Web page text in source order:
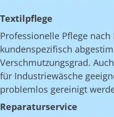
Textilpflege
Professionelle Pflege
kundenspezifisch
Verschmutzungsgrad.
für Industriewäsche
problemlos gereinigt
Reparaturservice